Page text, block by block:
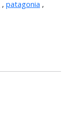
, patagonia ,